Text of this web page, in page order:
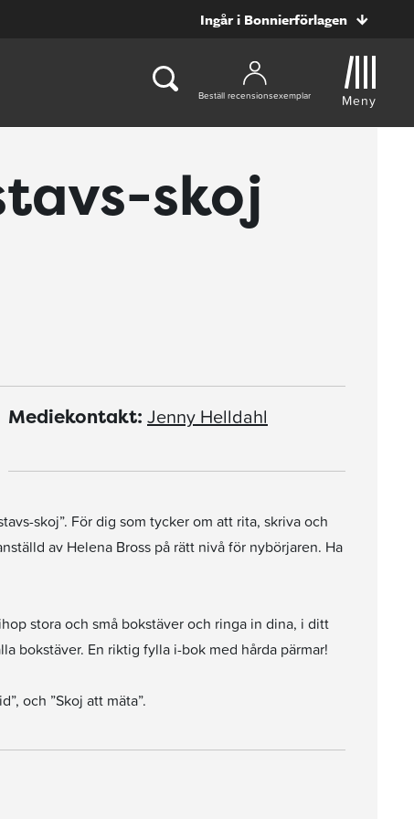
Ingår i Bonnierförlagen
Beställ recensionsexemplar Meny
skoj
Mediekontakt: Jenny Helldahl
skoj”. För dig som tycker om att rita, skriva och
av Helena Bross på rätt nivå för nybörjaren. Ha
stora och små bokstäver och ringa in dina, i ditt
bokstäver. En riktig fylla i-bok med hårda pärmar!
och ”Skoj att mäta”.